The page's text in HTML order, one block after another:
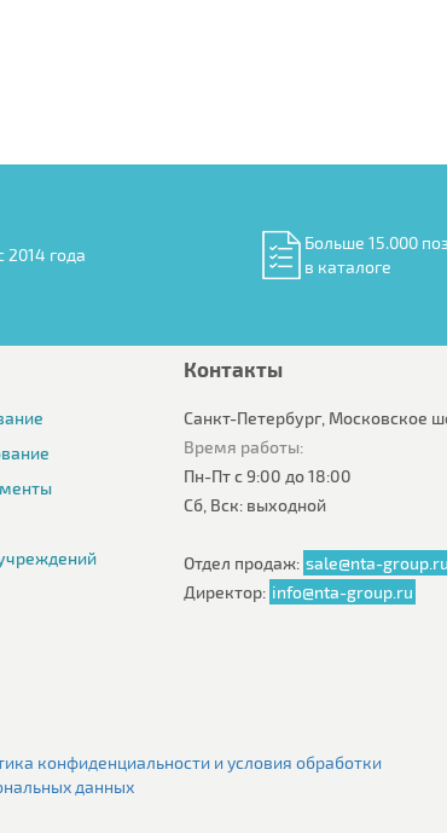
2014 года
Больше 15.000
в каталоге
Контакты
Санкт-Петербург, Московское
Время работы:
Пн-Пт с 9:00 до 18:00
Сб, Вск: выходной
Отдел продаж: sale@nta-group.ru
Директор: info@nta-group.ru
конфиденциальности и условия обработки
данных